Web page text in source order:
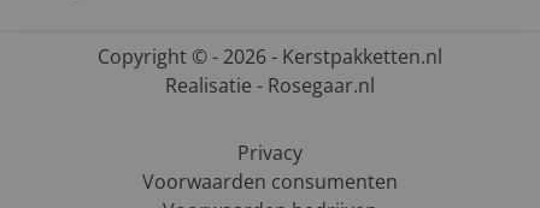
Copyright © - 2026 - Kerstpakketten.nl
Realisatie - Rosegaar.nl
Privacy
Voorwaarden consumenten